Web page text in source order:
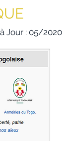
Jour : 05/2020